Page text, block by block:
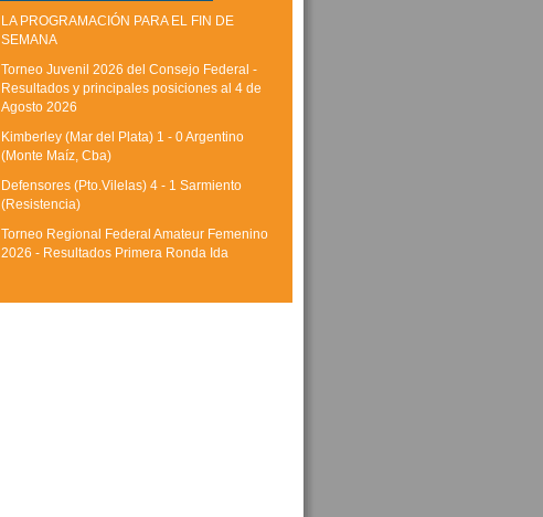
LA PROGRAMACIÓN PARA EL FIN DE
SEMANA
Torneo Juvenil 2026 del Consejo Federal -
Resultados y principales posiciones al 4 de
Agosto 2026
Kimberley (Mar del Plata) 1 - 0 Argentino
(Monte Maíz, Cba)
Defensores (Pto.Vilelas) 4 - 1 Sarmiento
(Resistencia)
Torneo Regional Federal Amateur Femenino
2026 - Resultados Primera Ronda Ida